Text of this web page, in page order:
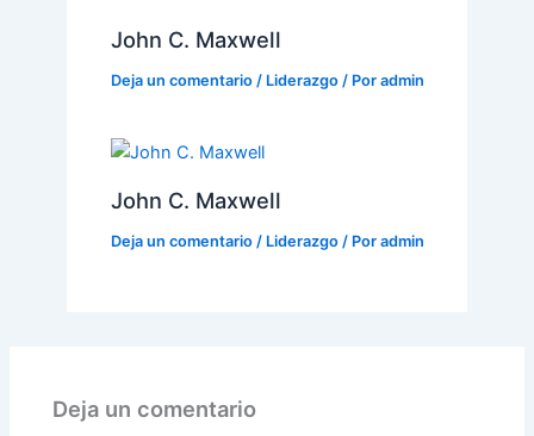
John C. Maxwell
Deja un comentario / Liderazgo/ Por admin
John C. Maxwell
Deja un comentario / Liderazgo/ Por admin
Deja un comentario